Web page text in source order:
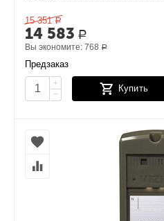
15 351 Р
14 583 Р
Вы экономите:768 Р
Предзаказ
+
−
Купить